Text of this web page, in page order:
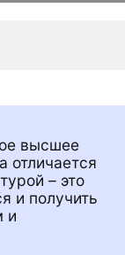
высшее
отличается
– это
и получить
и